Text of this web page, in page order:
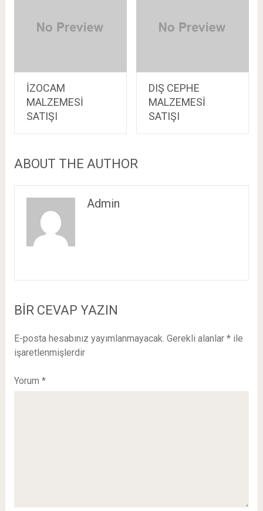
İZOCAM
MALZEMESİ
SATIŞI
DIŞ CEPHE
MALZEMESİ
SATIŞI
ABOUT THE AUTHOR
Admin
BIR CEVAP YAZIN
E-posta hesabınız yayımlanmayacak. Gerekli alanlar *ile
işaretlenmişlerdir
Yorum *